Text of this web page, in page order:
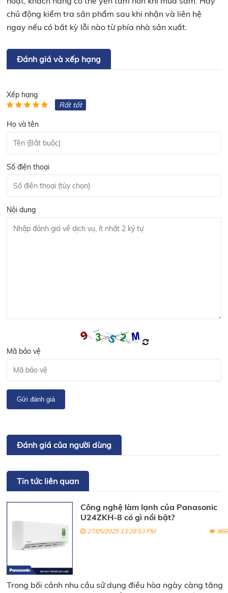
chủ động kiểm tra sản phẩm sau khi nhận và liên hệ
ngay nếu có bất kỳ lỗi nào từ phía nhà sản xuất.
Đánh giá và xếp hạng
Xếp hạng
Rất tốt
Họ và tên
Số điện thoại
Nội dung
Mã bảo vệ
Gửi đánh giá
Đánh giá của người dùng
Tin tức liên quan
Công nghệ làm lạnh của Panasonic
U24ZKH-8 có gì nổi bật?
27/05/2025 13:28:53 PM 966
Trong bối cảnh nhu cầu sử dụng điều hòa ngày càng tăng